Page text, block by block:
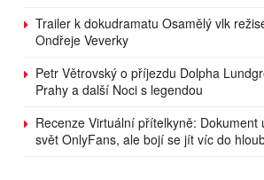
Trailer k dokudramatu Osamělý vlk
Ondřeje Veverky
Petr Větrovský o příjezdu Dolpha
Prahy a další Noci s legendou
Recenze Virtuální přítelkyně: Dokument
svět OnlyFans, ale bojí se jít víc do